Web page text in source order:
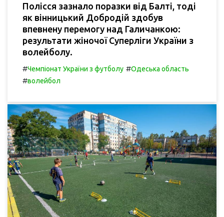
Полісся зазнало поразки від Балті, тоді
як вінницький Добродій здобув
впевнену перемогу над Галичанкою:
результати жіночої Суперліги України з
волейболу.
#Чемпіонат України з футболу #Одеська область
#волейбол